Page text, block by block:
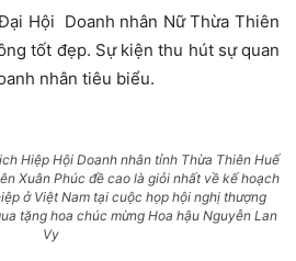
Hội Doanh nhân Nữ Thừa Thiên
tốt đẹp. Sự kiện thu hút sự quan
nhân tiêu biểu.
Hiệp Hội Doanh nhân tỉnh Thừa Thiên Huế
Xuân Phúc đề cao là giỏi nhất về kế hoạch
ở Việt Nam tại cuộc họp hội nghị thượng
tặng hoa chúc mừng Hoa hậu Nguyễn Lan
Vy